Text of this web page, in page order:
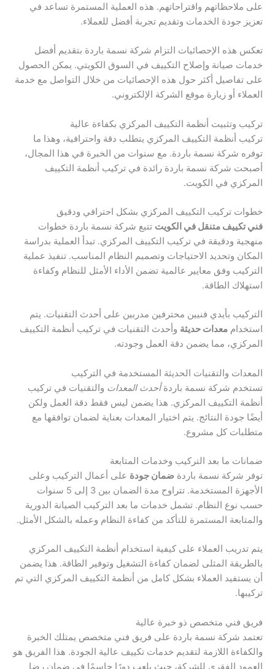
على ملاحظاتهم واقتراحاتهم. هذه العملية المستمرة تساعد في
تعزيز جودة الخدمات وتقديم تجربة أفضل للعملاء.
تعكس هذه الإحصائيات التزام شركة نسمة باردة بتقديم أفضل
خدمات صيانة وإصلاح التكييف في السوق الكويتي. يمكن الحصول
على تفاصيل أكثر حول هذه الإحصائيات من خلال التواصل مع خدمة
العملاء أو زيارة موقع الشركة الإلكتروني.
تركيب وتثبيت أنظمة التكييف المركزي بكفاءة عالية
تركيب أنظمة التكييف المركزي يتطلب دقة واحترافية، وهذا ما
توفره شركة نسمة باردة. مع سنوات من الخبرة في هذا المجال،
أصبحت شركة نسمة باردة رائدة في تركيب أنظمة التكييف
المركزي في الكويت.
خطوات تركيب التكييف المركزي بشكل احترافي ودقيق
فني تكييف متنقل في الكويت تتبع شركة نسمة باردة خطوات
منهجية ودقيقة في تركيب التكييف المركزي. تبدأ العملية بدراسة
المكان وتحديد الاحتياجات وتصميم النظام المناسب. تنفيذ عملية
التركيب وفق معايير عالمية تضمن الأداء الأمثل للنظام وكفاءة
استهلاك الطاقة.
التركيب بأيدي فنيين محترفين مدربين على أحدث التقنيات. يتم
استخدام معدات حديثة وأحدث التقنيات في تركيب أنظمة التكييف
المركزي، مما يضمن دقة العمل وجودته.
المعدات والتقنيات الحديثة المستخدمة في التركيب
تستخدم شركة نسمة باردةأحدث المعدات والتقنيات في تركيب
أنظمة التكييف المركزي. هذا يضمن ليس فقط دقة العمل ولكن
أيضًا جودة النتائج. يتم اختيار المعدات بعناية لضمان توافقها مع
متطلبات كل مشروع.
ضمانات ما بعد التركيب وخدمات المتابعة
توفر شركة نسمة باردة ضمان جودة على أعمال التركيب وعلى
الأجهزة المستخدمة. تتراوح مدة الضمان بين 3 إلى 5 سنوات
حسب نوع النظام. تشمل خدمات ما بعد التركيب الصيانة الدورية
والمتابعة المستمرة للتأكد من كفاءة النظام وعمله بالشكل الأمثل.
يتم تدريب العملاء على كيفية استخدام أنظمة التكييف المركزي
بالطريقة المثلى لضمان كفاءة التشغيل وتوفير الطاقة. هذا يضمن
أن يستفيد العملاء بشكل كامل من أنظمة التكييف المركزي التي تم
تركيبها.
فريق فني متخصص ذو خبرة عالية
تعتمد شركة نسمة باردة على فريق فني متخصص يمتلك الخبرة
والكفاءة اللازمة لتقديم خدمات تكييف عالية الجودة. هذا الفريق هو
العمود الفقري للشركة، حيث يلعب دورًا حاسمًا في ضمان رضا